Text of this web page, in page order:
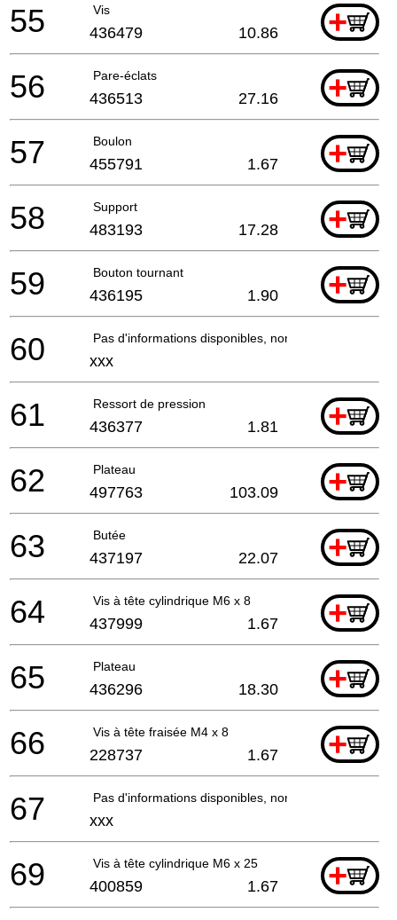
Vis +
55 436479 10.86
Pare-éclats +
56 436513 27.16
Boulon +
57 455791 1.67
Support +
58 483193 17.28
Bouton tournant +
59 436195 1.90
Pas d'informations disponibles, non commandable
60 xxx
Ressort de pression +
61 436377 1.81
Plateau +
62 497763 103.09
Butée +
63 437197 22.07
Vis à tête cylindrique M6 x 8 +
64 437999 1.67
Plateau +
65 436296 18.30
Vis à tête fraisée M4 x 8 +
66 228737 1.67
Pas d'informations disponibles, non commandable
67 xxx
Vis à tête cylindrique M6 x 25 +
69 400859 1.67